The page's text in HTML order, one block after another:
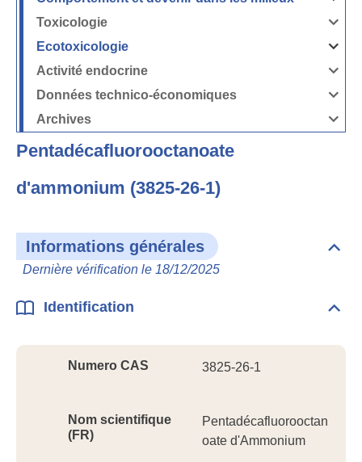
Ouvrir
la
et
les
milieux
Toxicologie
Ouvrir
la
Ecotoxicologie
Ouvrir
la
Activité endocrine
Ouvrir
la
endocrine
Données technico-économiques
Ouvrir
la
Données
Archives
Ouvrir
Pentadécafluorooctanoate
d'ammonium (3825-26-1)
Informations générales
Dernière vérification le 18/12/2025
Identification
Numero CAS 3825-26-1
Nom scientifique
(FR)
Pentadécafluorooctan
oate d'Ammonium